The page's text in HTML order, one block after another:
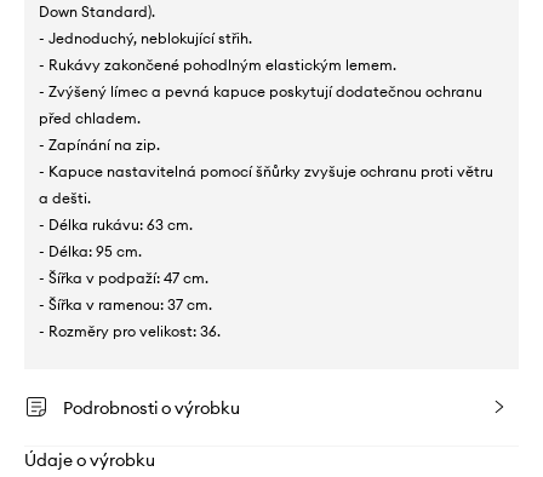
Down Standard).
- Jednoduchý, neblokující střih.
- Rukávy zakončené pohodlným elastickým lemem.
- Zvýšený límec a pevná kapuce poskytují dodatečnou ochranu
před chladem.
- Zapínání na zip.
- Kapuce nastavitelná pomocí šňůrky zvyšuje ochranu proti větru
a dešti.
- Délka rukávu: 63 cm.
- Délka: 95 cm.
- Šířka v podpaží: 47 cm.
- Šířka v ramenou: 37 cm.
- Rozměry pro velikost: 36.
Podrobnosti o výrobku
Údaje o výrobku